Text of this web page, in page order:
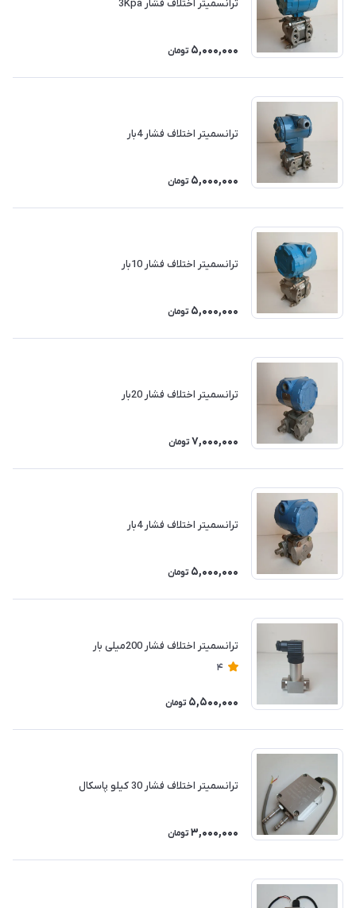
ترانسمیتر اختلاف فشار 3Kpa
5,000,000 تومان
ترانسمیتر اختلاف فشار 4بار
5,000,000 تومان
ترانسمیتر اختلاف فشار 10بار
5,000,000 تومان
ترانسمیتر اختلاف فشار 20بار
7,000,000 تومان
ترانسمیتر اختلاف فشار 4بار
5,000,000 تومان
ترانسمیتر اختلاف فشار 200میلی بار
4
5,500,000 تومان
ترانسمیتر اختلاف فشار 30 کیلو پاسکال
3,000,000 تومان